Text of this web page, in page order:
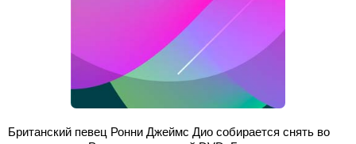
Британский певец Ронни Джеймс Дио собирается снять во